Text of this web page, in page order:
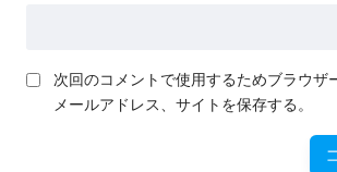
次回のコメントで使用するためブラウザ
メールアドレス、サイトを保存する。